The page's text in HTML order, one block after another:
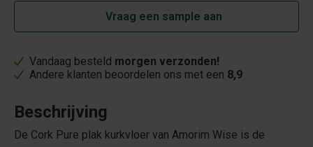
Vraag een sample aan
Vandaag besteld morgen verzonden!
Andere klanten beoordelen ons met een 8,9
Beschrijving
De Cork Pure plak kurkvloer van Amorim Wise is de